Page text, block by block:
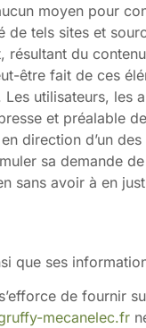
moyen pour
de tels sites et
du
être fait de ces
utilisateurs,
et préalable
direction d’un
sa demande de
sans avoir à en
que ses
de fournir
mecanelec.fr